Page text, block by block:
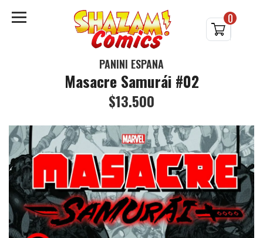
0
PANINI ESPAÑA
Masacre Samurái #02
$13.500